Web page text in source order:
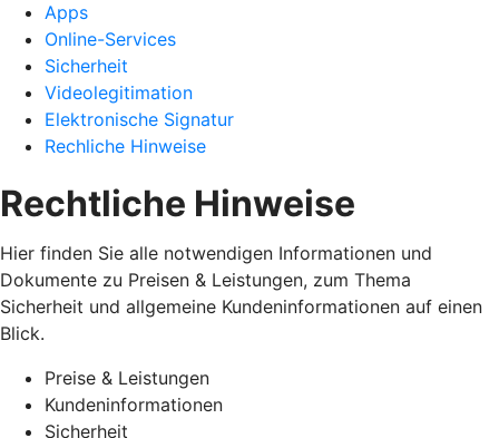
Apps
Online-Services
Sicherheit
Videolegitimation
Elektronische Signatur
Rechliche Hinweise
Rechtliche Hinweise
Hier finden Sie alle notwendigen Informationen und
Dokumente zu Preisen & Leistungen, zum Thema
Sicherheit und allgemeine Kundeninformationen auf einen
Blick.
Preise & Leistungen
Kundeninformationen
Sicherheit